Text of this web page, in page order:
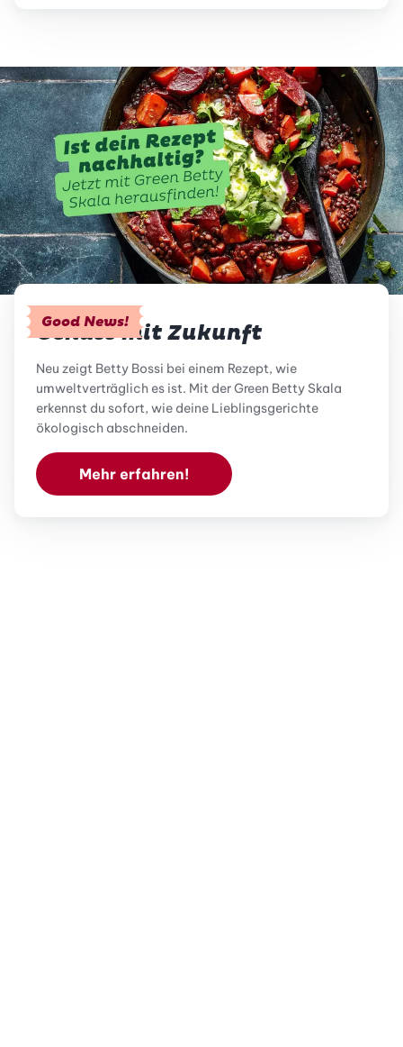
Good News!
Genuss mit Zukunft
Neu zeigt Betty Bossi bei einem Rezept, wie
umweltverträglich es ist. Mit der Green Betty Skala
erkennst du sofort, wie deine Lieblingsgerichte
ökologisch abschneiden.
Mehr erfahren!